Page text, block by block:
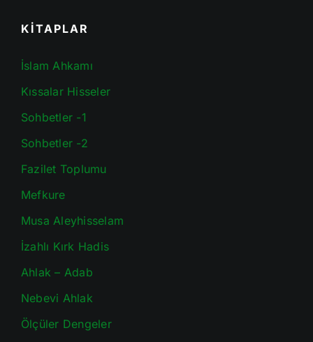
KİTAPLAR
İslam Ahkamı
Kıssalar Hisseler
Sohbetler -1
Sohbetler -2
Fazilet Toplumu
Mefkure
Musa Aleyhisselam
İzahlı Kırk Hadis
Ahlak – Adab
Nebevi Ahlak
Ölçüler Dengeler